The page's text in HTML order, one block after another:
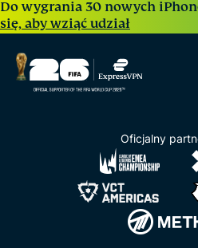
Do wygrania 30 nowych
się, aby wziąć udział
Oficjalny